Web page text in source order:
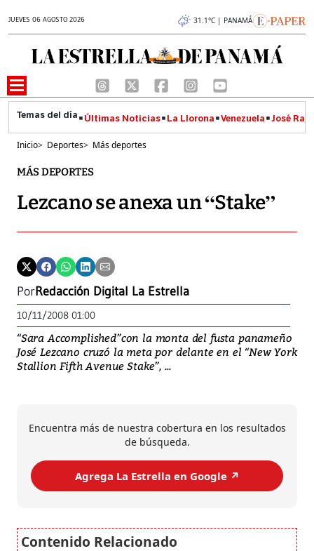
JUEVES 06 AGOSTO 2026 31.1°C | PANAMÁ
Últimas Noticias La Llorona Venezuela José
Inicio> Deportes> Más deportes
MÁS DEPORTES
Lezcano se anexa un “Stake”
PorRedacción Digital La Estrella
10/11/2008 01:00
“Sara Accomplished”con la monta del fusta panameño
José Lezcano cruzó la meta por delante en el “New York
Stallion Fifth Avenue Stake”, ...
Encuentra más de nuestra cobertura en los resultados
de búsqueda.
Agrega La Estrella en Google ↗️